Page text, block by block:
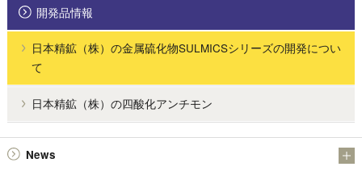
開発品情報
日本精鉱（株）の金属硫化物SULMICSシリーズの開発につい
て
日本精鉱（株）の四酸化アンチモン
News